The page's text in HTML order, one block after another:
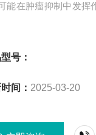
能在肿瘤抑制中发挥
号：
间： 2025-03-20